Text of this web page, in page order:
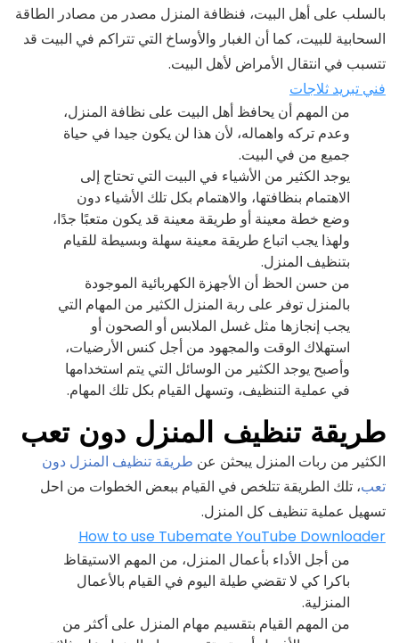
بالسلب على أهل البيت، فنظافة المنزل مصدر من مصادر الطاقة
السحابية للبيت، كما أن الغبار والأوساخ التي تتراكم في البيت قد
تتسبب في انتقال الأمراض لأهل البيت.
فني تبريد ثلاجات
من المهم أن يحافظ أهل البيت على نظافة المنزل،
وعدم تركه واهماله، لأن هذا لن يكون جيدا في حياة
جميع من في البيت.
يوجد الكثير من الأشياء في البيت التي تحتاج إلى
الاهتمام بنظافتها، والاهتمام بكل تلك الأشياء دون
وضع خطة معينة أو طريقة معينة قد يكون متعبًا جدًا،
ولهذا يجب اتباع طريقة معينة سهلة وبسيطة للقيام
بتنظيف المنزل.
من حسن الحظ أن الأجهزة الكهربائية الموجودة
بالمنزل توفر على ربة المنزل الكثير من المهام التي
يجب إنجازها مثل غسل الملابس أو الصحون أو
استهلاك الوقت والمجهود من أجل كنس الأرضيات،
وأصبح يوجد الكثير من الوسائل التي يتم استخدامها
في عملية التنظيف، وتسهل القيام بكل تلك المهام.
طريقة تنظيف المنزل دون تعب
الكثير من ربات المنزل يبحثن عن طريقة تنظيف المنزل دون
تعب، تلك الطريقة تتلخص في القيام ببعض الخطوات من احل
تسهيل عملية تنظيف كل المنزل.
How to use Tubemate YouTube Downloader
من أجل الأداء بأعمال المنزل، من المهم الاستيقاظ
باكرا كي لا تقضي طيلة اليوم في القيام بالأعمال
المنزلية.
من المهم القيام بتقسيم مهام المنزل على أكثر من